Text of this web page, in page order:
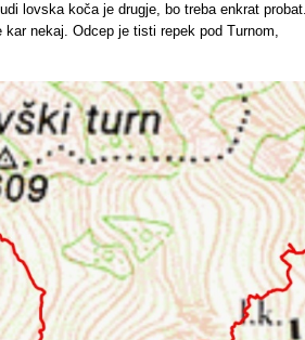
lovska koča je drugje, bo treba enkrat
nekaj. Odcep je tisti repek pod Turnom,